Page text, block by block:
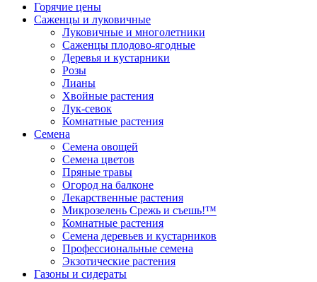
Горячие цены
Саженцы и луковичные
Луковичные и многолетники
Саженцы плодово-ягодные
Деревья и кустарники
Розы
Лианы
Хвойные растения
Лук-севок
Комнатные растения
Семена
Семена овощей
Семена цветов
Пряные травы
Огород на балконе
Лекарственные растения
Микрозелень Срежь и съешь!™
Комнатные растения
Семена деревьев и кустарников
Профессиональные семена
Экзотические растения
Газоны и сидераты